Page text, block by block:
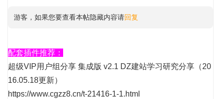
游客，如果您要查看本帖隐藏内容请回复
配套插件推荐：
超级VIP用户组分享 集成版 v2.1 DZ建站学习研究分享（20
16.05.18更新）
https://www.cgzz8.cn/t-21416-1-1.html